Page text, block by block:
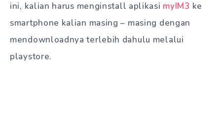
ini, kalian harus menginstall aplikasi myIM3 ke
smartphone kalian masing – masing dengan
mendownloadnya terlebih dahulu melalui
playstore.